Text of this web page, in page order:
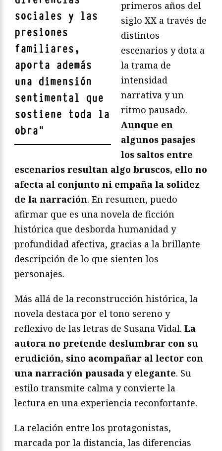
sociales y las
presiones
familiares,
aporta además
una dimensión
sentimental que
sostiene toda la
obra"
primeros años del
siglo XX a través de
distintos
escenarios y dota a
la trama de
intensidad
narrativa y un
ritmo pausado.
Aunque en
algunos pasajes
los saltos entre
escenarios resultan algo bruscos, ello no
afecta al conjunto ni empaña la solidez
de la narración. En resumen, puedo
afirmar que es una novela de ficción
histórica que desborda humanidad y
profundidad afectiva, gracias a la brillante
descripción de lo que sienten los
personajes.
Más allá de la reconstrucción histórica, la
novela destaca por el tono sereno y
reflexivo de las letras de Susana Vidal. La
autora no pretende deslumbrar con su
erudición, sino acompañar al lector con
una narración pausada y elegante. Su
estilo transmite calma y convierte la
lectura en una experiencia reconfortante.
La relación entre los protagonistas,
marcada por la distancia, las diferencias